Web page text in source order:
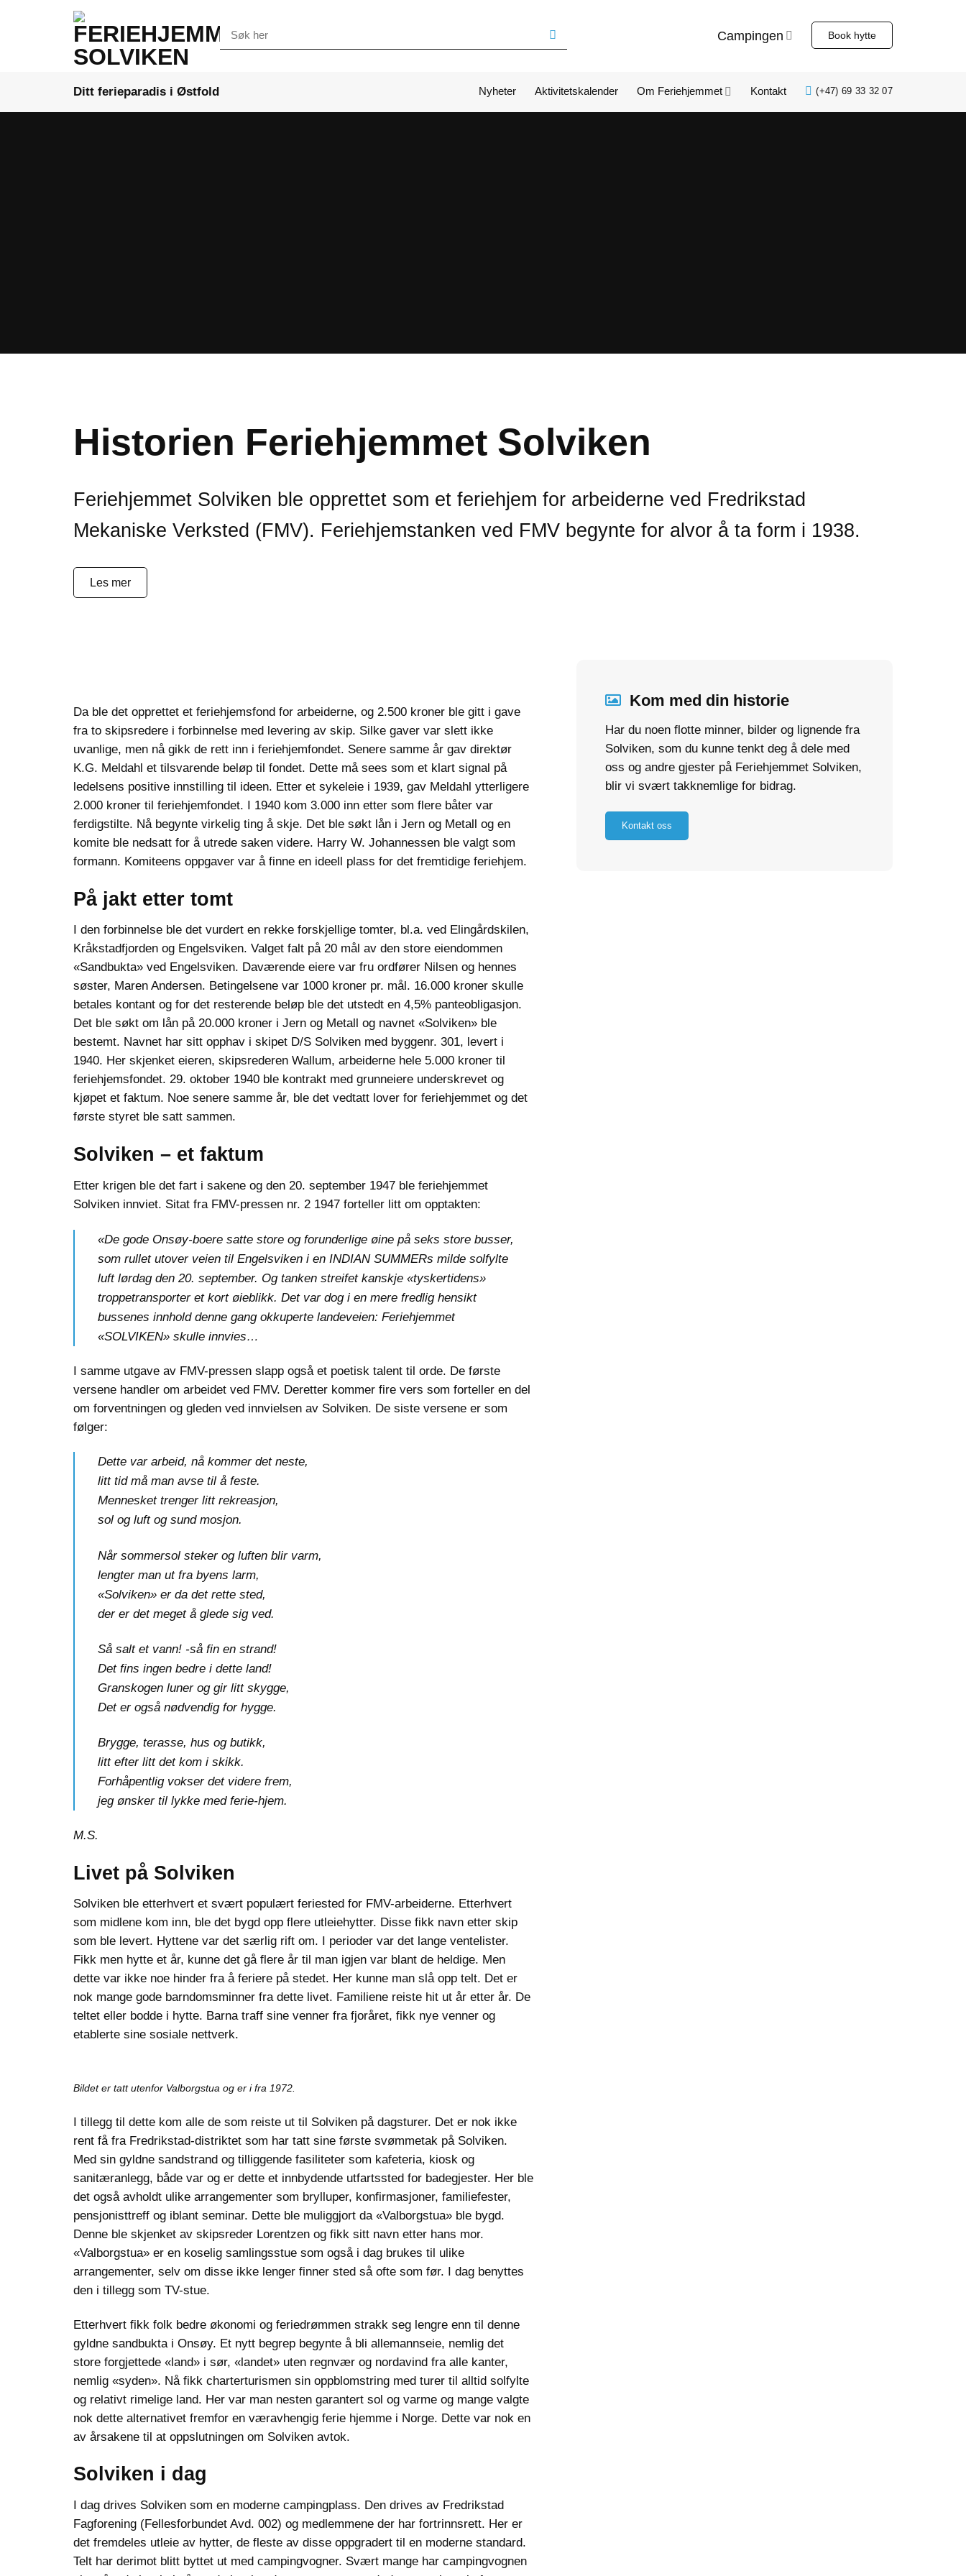
Søk
etter:
Campingen Book hytte
Ditt ferieparadis i Østfold Nyheter Aktivitetskalender Om Feriehjemmet Kontakt (+47) 69 33 32 07
Historien Feriehjemmet Solviken
Feriehjemmet Solviken ble opprettet som et feriehjem for arbeiderne ved Fredrikstad
Mekaniske Verksted (FMV). Feriehjemstanken ved FMV begynte for alvor å ta form i 1938.
Les mer
Da ble det opprettet et feriehjemsfond for arbeiderne, og 2.500 kroner ble gitt i gave
fra to skipsredere i forbinnelse med levering av skip. Silke gaver var slett ikke
uvanlige, men nå gikk de rett inn i feriehjemfondet. Senere samme år gav direktør
K.G. Meldahl et tilsvarende beløp til fondet. Dette må sees som et klart signal på
ledelsens positive innstilling til ideen. Etter et sykeleie i 1939, gav Meldahl ytterligere
2.000 kroner til feriehjemfondet. I 1940 kom 3.000 inn etter som flere båter var
ferdigstilte. Nå begynte virkelig ting å skje. Det ble søkt lån i Jern og Metall og en
komite ble nedsatt for å utrede saken videre. Harry W. Johannessen ble valgt som
formann. Komiteens oppgaver var å finne en ideell plass for det fremtidige feriehjem.
På jakt etter tomt
I den forbinnelse ble det vurdert en rekke forskjellige tomter, bl.a. ved Elingårdskilen,
Kråkstadfjorden og Engelsviken. Valget falt på 20 mål av den store eiendommen
«Sandbukta» ved Engelsviken. Daværende eiere var fru ordfører Nilsen og hennes
søster, Maren Andersen. Betingelsene var 1000 kroner pr. mål. 16.000 kroner skulle
betales kontant og for det resterende beløp ble det utstedt en 4,5% panteobligasjon.
Det ble søkt om lån på 20.000 kroner i Jern og Metall og navnet «Solviken» ble
bestemt. Navnet har sitt opphav i skipet D/S Solviken med byggenr. 301, levert i
1940. Her skjenket eieren, skipsrederen Wallum, arbeiderne hele 5.000 kroner til
feriehjemsfondet. 29. oktober 1940 ble kontrakt med grunneiere underskrevet og
kjøpet et faktum. Noe senere samme år, ble det vedtatt lover for feriehjemmet og det
første styret ble satt sammen.
Solviken – et faktum
Etter krigen ble det fart i sakene og den 20. september 1947 ble feriehjemmet
Solviken innviet. Sitat fra FMV-pressen nr. 2 1947 forteller litt om opptakten:
«De gode Onsøy-boere satte store og forunderlige øine på seks store busser,
som rullet utover veien til Engelsviken i en INDIAN SUMMERs milde solfylte
luft lørdag den 20. september. Og tanken streifet kanskje «tyskertidens»
troppetransporter et kort øieblikk. Det var dog i en mere fredlig hensikt
bussenes innhold denne gang okkuperte landeveien: Feriehjemmet
«SOLVIKEN» skulle innvies…
I samme utgave av FMV-pressen slapp også et poetisk talent til orde. De første
versene handler om arbeidet ved FMV. Deretter kommer fire vers som forteller en del
om forventningen og gleden ved innvielsen av Solviken. De siste versene er som
følger:
Dette var arbeid, nå kommer det neste,
litt tid må man avse til å feste.
Mennesket trenger litt rekreasjon,
sol og luft og sund mosjon.
Når sommersol steker og luften blir varm,
lengter man ut fra byens larm,
«Solviken» er da det rette sted,
der er det meget å glede sig ved.
Så salt et vann! -så fin en strand!
Det fins ingen bedre i dette land!
Granskogen luner og gir litt skygge,
Det er også nødvendig for hygge.
Brygge, terasse, hus og butikk,
litt efter litt det kom i skikk.
Forhåpentlig vokser det videre frem,
jeg ønsker til lykke med ferie-hjem.
M.S.
Livet på Solviken
Solviken ble etterhvert et svært populært feriested for FMV-arbeiderne. Etterhvert
som midlene kom inn, ble det bygd opp flere utleiehytter. Disse fikk navn etter skip
som ble levert. Hyttene var det særlig rift om. I perioder var det lange ventelister.
Fikk men hytte et år, kunne det gå flere år til man igjen var blant de heldige. Men
dette var ikke noe hinder fra å feriere på stedet. Her kunne man slå opp telt. Det er
nok mange gode barndomsminner fra dette livet. Familiene reiste hit ut år etter år. De
teltet eller bodde i hytte. Barna traff sine venner fra fjoråret, fikk nye venner og
etablerte sine sosiale nettverk.
Bildet er tatt utenfor Valborgstua og er i fra 1972.
I tillegg til dette kom alle de som reiste ut til Solviken på dagsturer. Det er nok ikke
rent få fra Fredrikstad-distriktet som har tatt sine første svømmetak på Solviken.
Med sin gyldne sandstrand og tilliggende fasiliteter som kafeteria, kiosk og
sanitæranlegg, både var og er dette et innbydende utfartssted for badegjester. Her ble
det også avholdt ulike arrangementer som brylluper, konfirmasjoner, familiefester,
pensjonisttreff og iblant seminar. Dette ble muliggjort da «Valborgstua» ble bygd.
Denne ble skjenket av skipsreder Lorentzen og fikk sitt navn etter hans mor.
«Valborgstua» er en koselig samlingsstue som også i dag brukes til ulike
arrangementer, selv om disse ikke lenger finner sted så ofte som før. I dag benyttes
den i tillegg som TV-stue.
Etterhvert fikk folk bedre økonomi og feriedrømmen strakk seg lengre enn til denne
gyldne sandbukta i Onsøy. Et nytt begrep begynte å bli allemannseie, nemlig det
store forgjettede «land» i sør, «landet» uten regnvær og nordavind fra alle kanter,
nemlig «syden». Nå fikk charterturismen sin oppblomstring med turer til alltid solfylte
og relativt rimelige land. Her var man nesten garantert sol og varme og mange valgte
nok dette alternativet fremfor en væravhengig ferie hjemme i Norge. Dette var nok en
av årsakene til at oppslutningen om Solviken avtok.
Solviken i dag
I dag drives Solviken som en moderne campingplass. Den drives av Fredrikstad
Fagforening (Fellesforbundet Avd. 002) og medlemmene der har fortrinnsrett. Her er
det fremdeles utleie av hytter, de fleste av disse oppgradert til en moderne standard.
Telt har derimot blitt byttet ut med campingvogner. Svært mange har campingvognen
Kom med din historie
Har du noen flotte minner, bilder og lignende fra
Solviken, som du kunne tenkt deg å dele med
oss og andre gjester på Feriehjemmet Solviken,
blir vi svært takknemlige for bidrag.
Kontakt oss